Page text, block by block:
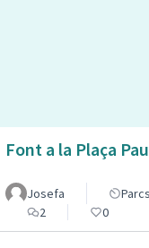
Font a la Plaça
Josefa
2
0